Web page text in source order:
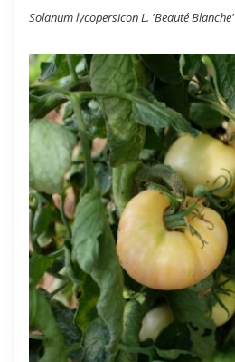
Solanum lycopersicon L. 'Beauté Blanche'